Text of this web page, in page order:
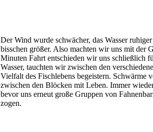
Der Wind wurde schwächer, das Wasser
bisschen größer. Also machten wir uns mit der
Minuten Fahrt entschieden wir uns schließlich
Wasser, tauchten wir zwischen den
Vielfalt des Fischlebens begeistern. Schwärme
zwischen den Blöcken mit Leben. Immer
bevor uns erneut große Gruppen von
zogen.